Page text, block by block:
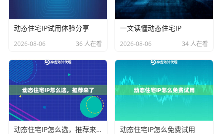
景，确保采集行为既高效又友好。
规（如GDPR、CCPA等）进行脱敏处理或获得用户同
意。
第四，使用可靠且合规的代理服务。
代理服务的属性直
接影响采集行为的合规性评估。使用数据中心IP进行大
规模采集容易被识别和封禁，而来自真实家庭宽带的
动态住宅IP试用体验分享
2026-08-06 36 人在看
一文读懂动态住宅IP
2026-08-06 34 人在看
动态住宅IP怎么选，推荐来了 动态住宅IP怎么免费试用